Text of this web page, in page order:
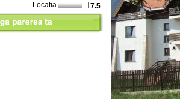
Locatia
7.5